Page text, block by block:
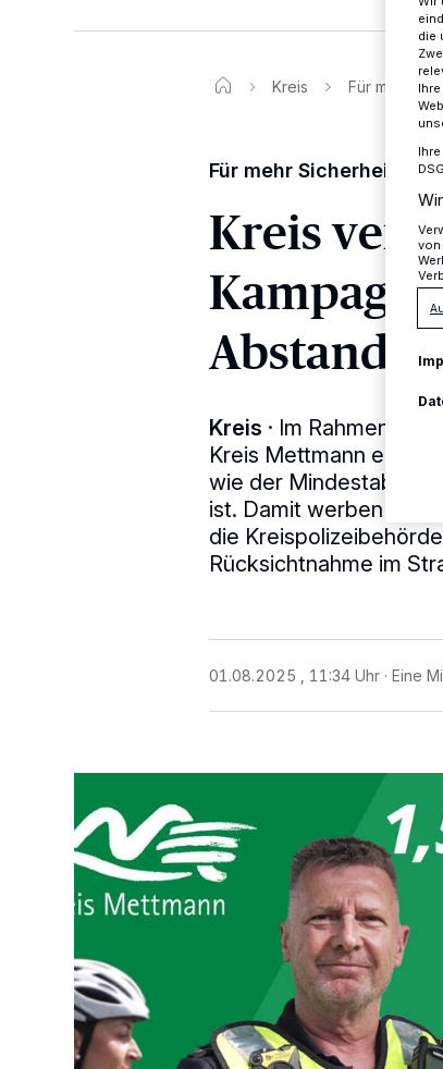
Kreis Für mehr
Für mehr Sicherheit im
Kreis
Abstand!“
Kreis · Im Rahmen der
Kreis Mettmann ein
wie der
ist. Damit werben der
die
Rücksichtnahme im
01.08.2025 , 11:34 Uhr Eine
die
von